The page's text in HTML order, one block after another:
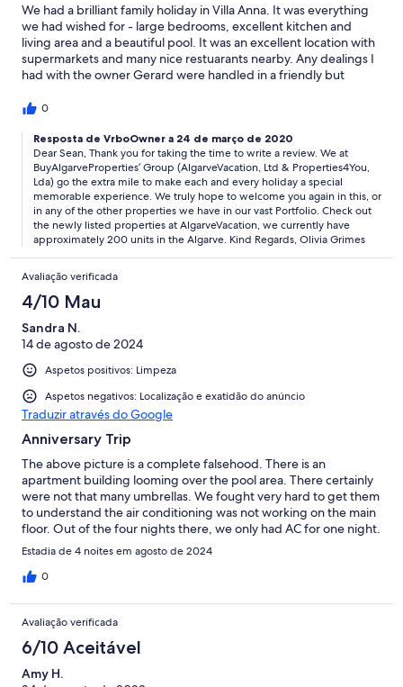
We had a brilliant family holiday in Villa Anna. It was everything
we had wished for - large bedrooms, excellent kitchen and
living area and a beautiful pool. It was an excellent location with
supermarkets and many nice restuarants nearby. Any dealings I
had with the owner Gerard were handled in a friendly but
got a speedy response and to my satisfaction. All in all a fantastic
family or group of friends and someday I hope to return. Highly
recommended.
0
Resposta de VrboOwner a 24 de março de 2020
Dear Sean, Thank you for taking the time to write a review. We at
BuyAlgarveProperties’ Group (AlgarveVacation, Ltd & Properties4You,
Lda) go the extra mile to make each and every holiday a special
memorable experience. We truly hope to welcome you again in this, or
in any of the other properties we have in our vast Portfolio. Check out
the newly listed properties at AlgarveVacation, we currently have
approximately 200 units in the Algarve. Kind Regards, Olivia Grimes
Avaliação verificada
4/10 Mau
Sandra N.
14 de agosto de 2024
Aspetos positivos: Limpeza
Aspetos negativos: Localização e exatidão do anúncio
Traduzir através do Google
Anniversary Trip
The above picture is a complete falsehood. There is an
apartment building looming over the pool area. There certainly
were not that many umbrellas. We fought very hard to get them
to understand the air conditioning was not working on the main
floor. Out of the four nights there, we only had AC for one night.
Estadia de 4 noites em agosto de 2024
0
Avaliação verificada
6/10 Aceitável
Amy H.